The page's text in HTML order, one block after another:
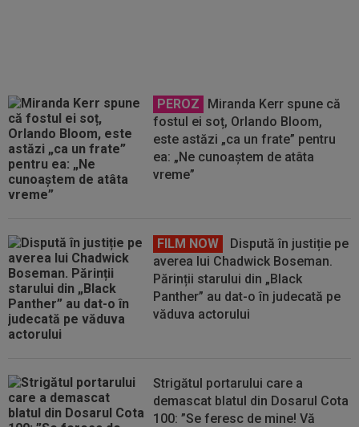
PEROZ
Miranda Kerr spune că
fostul ei soț, Orlando Bloom,
este astăzi „ca un frate” pentru
ea: „Ne cunoaștem de atâta
vreme”
FILM NOW
Dispută în justiție pe
averea lui Chadwick Boseman.
Părinții starului din „Black
Panther” au dat-o în judecată pe
văduva actorului
Strigătul portarului care a
demascat blatul din Dosarul Cota
100: ”Se feresc de mine! Vă